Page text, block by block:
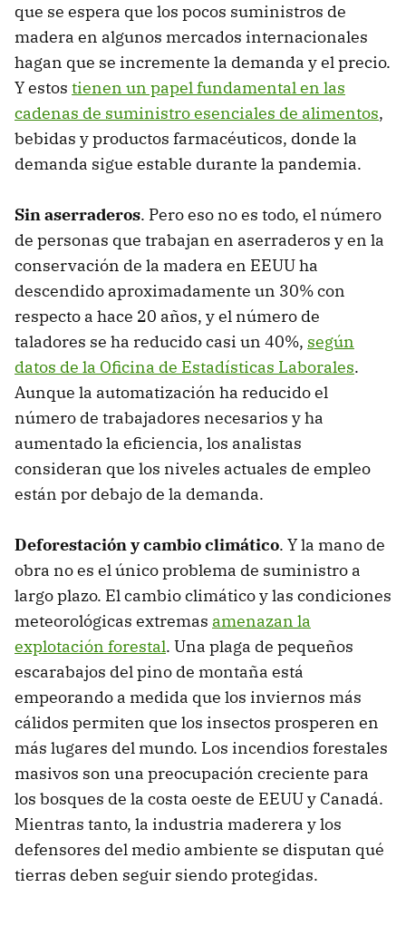
que se espera que los pocos suministros de
madera en algunos mercados internacionales
hagan que se incremente la demanda y el precio.
Y estos tienen un papel fundamental en las
cadenas de suministro esenciales de alimentos,
bebidas y productos farmacéuticos, donde la
demanda sigue estable durante la pandemia.
Sin aserraderos. Pero eso no es todo, el número
de personas que trabajan en aserraderos y en la
conservación de la madera en EEUU ha
descendido aproximadamente un 30% con
respecto a hace 20 años, y el número de
taladores se ha reducido casi un 40%, según
datos de la Oficina de Estadísticas Laborales.
Aunque la automatización ha reducido el
número de trabajadores necesarios y ha
aumentado la eficiencia, los analistas
consideran que los niveles actuales de empleo
están por debajo de la demanda.
Deforestación y cambio climático. Y la mano de
obra no es el único problema de suministro a
largo plazo. El cambio climático y las condiciones
meteorológicas extremas amenazan la
explotación forestal. Una plaga de pequeños
escarabajos del pino de montaña está
empeorando a medida que los inviernos más
cálidos permiten que los insectos prosperen en
más lugares del mundo. Los incendios forestales
masivos son una preocupación creciente para
los bosques de la costa oeste de EEUU y Canadá.
Mientras tanto, la industria maderera y los
defensores del medio ambiente se disputan qué
tierras deben seguir siendo protegidas.